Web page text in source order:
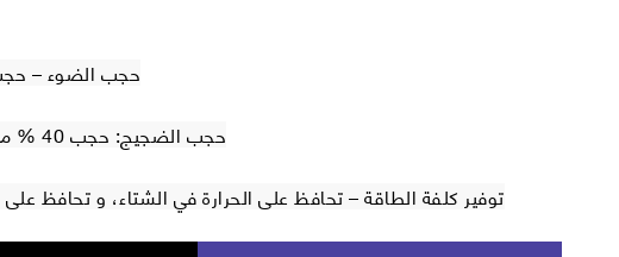
حجب الضوء – حجب 99% من
حجب الضجيج: حجب 40 % من الضجيج الخارجيّ
توفير كلفة الطاقة – تحافظ على الحرارة في الشتاء، و تحافظ